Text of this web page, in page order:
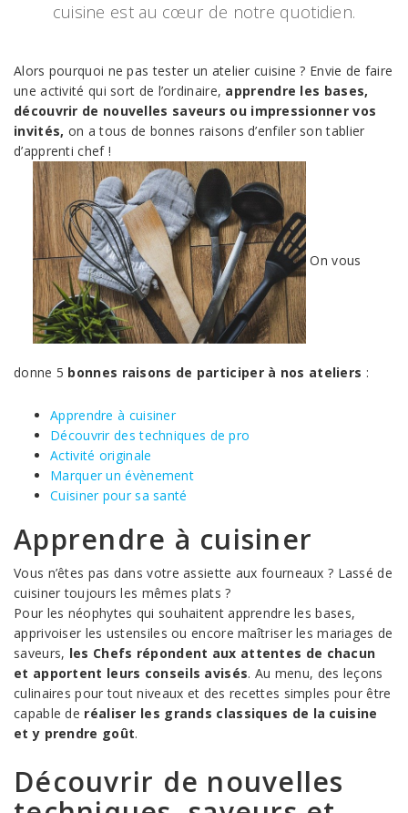
cuisine est au cœur de notre quotidien.
Alors pourquoi ne pas tester un atelier cuisine ? Envie de faire
une activité qui sort de l’ordinaire, apprendre les bases,
découvrir de nouvelles saveurs ou impressionner vos
invités, on a tous de bonnes raisons d’enfiler son tablier
d’apprenti chef !
On vous
donne 5 bonnes raisons de participer à nos ateliers :
Apprendre à cuisiner
Découvrir des techniques de pro
Activité originale
Marquer un évènement
Cuisiner pour sa santé
Apprendre à cuisiner
Vous n’êtes pas dans votre assiette aux fourneaux ? Lassé de
cuisiner toujours les mêmes plats ?
Pour les néophytes qui souhaitent apprendre les bases,
apprivoiser les ustensiles ou encore maîtriser les mariages de
saveurs, les Chefs répondent aux attentes de chacun
et apportent leurs conseils avisés. Au menu, des leçons
culinaires pour tout niveaux et des recettes simples pour être
capable de réaliser les grands classiques de la cuisine
et y prendre goût.
Découvrir de nouvelles